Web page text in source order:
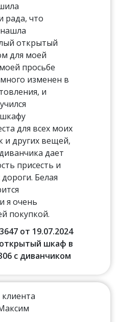
рада, что
открытый
для моей
просьбе
изменен в
и
для всех моих
и других вещей,
дает
присесть и
Белая
я очень
покупкой.
от 19.07.2024
шкаф в
с диванчиком